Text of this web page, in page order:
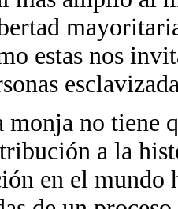
estas nos
no tiene
a la
en el mundo